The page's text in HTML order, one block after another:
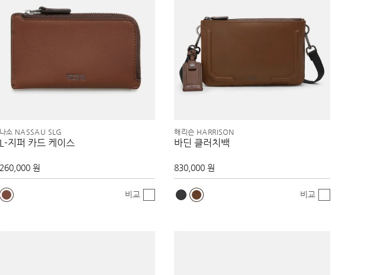
나소 NASSAU SLG
L-지퍼 카드 케이스
260,000 원
비교
해리슨 HARRISON
바딘 클러치백
830,000 원
비교